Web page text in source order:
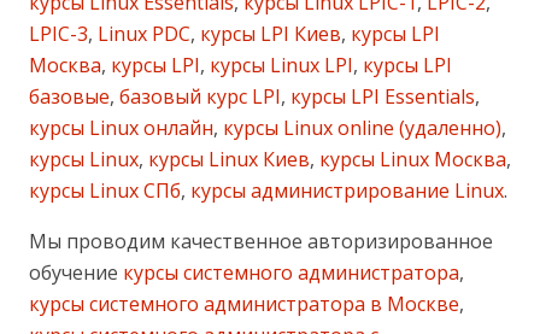
LPIC-3, Linux PDC, курсы LPI Киев, курсы LPI
Москва, курсы LPI, курсы Linux LPI, курсы LPI
базовые, базовый курс LPI, курсы LPI Essentials,
курсы Linux онлайн, курсы Linux online (удаленно),
курсы Linux, курсы Linux Киев, курсы Linux Москва,
курсы Linux СПб, курсы администрирование Linux.
Мы проводим качественное авторизированное
обучение курсы системного администратора,
курсы системного администратора в Москве,